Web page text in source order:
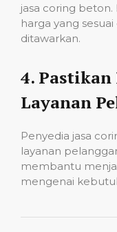
jasa coring
harga yang
ditawarkan.
4. Pastikan
Layanan
Penyedia jasa
layanan
membantu
mengenai